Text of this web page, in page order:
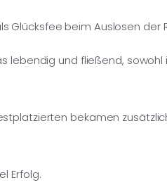
Glücksfee beim Auslosen der
lebendig und fließend,
bekamen
Erfolg.